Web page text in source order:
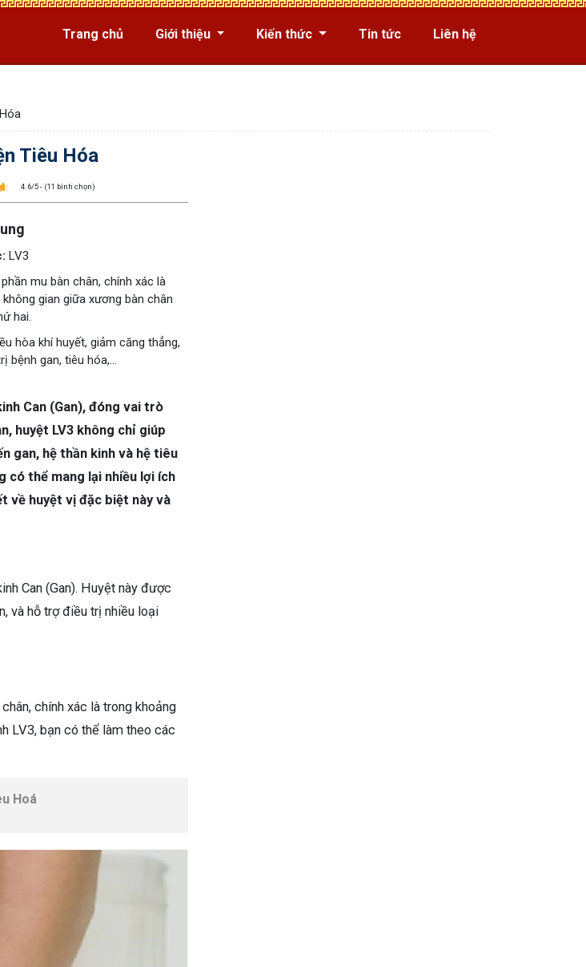
Trang chủ Giới thiệu Kiến thức Tin tức Liên hệ
Tiêu Hóa
4.6/5 - (11 bình chọn)
LV3
mu bàn chân, chính xác là
gian giữa xương bàn chân
hai.
hòa khí huyết, giảm căng thẳng,
bệnh gan, tiêu hóa,...
Can (Gan), đóng vai trò
huyệt LV3 không chỉ giúp
gan, hệ thần kinh và hệ tiêu
có thể mang lại nhiều lợi ích
về huyệt vị đặc biệt này và
Can (Gan). Huyệt này được
và hỗ trợ điều trị nhiều loại
chính xác là trong khoảng
LV3, bạn có thể làm theo các
Hoá